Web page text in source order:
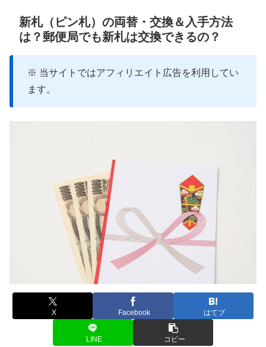
新札（ピン札）の両替・交換＆入手方法
は？郵便局でも新札は交換できるの？
※ 当サイトではアフィリエイト広告を利用してい
ます。
X Facebook はてブ
LINE コピー